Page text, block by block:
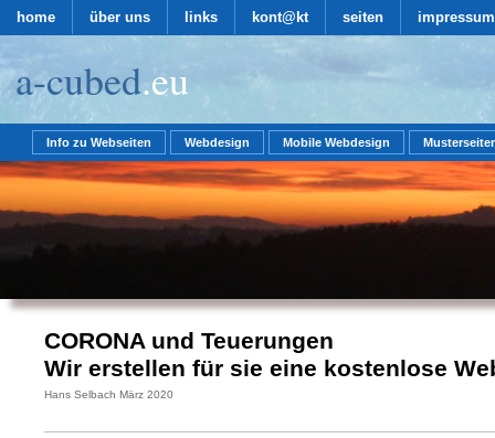
home über uns links kont@kt seiten impressum
a-cubed.eu
Mobile Webdesign
Webdesign
Info zu Webseiten
CORONA und Teuerungen
Wir erstellen für sie eine kostenlose
Hans Selbach März 2020